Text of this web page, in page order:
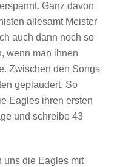
Ganz davon
allesamt Meister
auch dann noch so
wenn man ihnen
Zwischen den Songs
geplaudert. So
Eagles ihren ersten
und schreibe 43
uns die Eagles mit